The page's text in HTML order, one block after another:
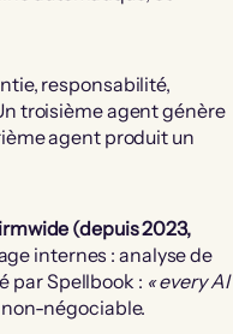
responsabilité,
troisième agent génère
agent produit un
(depuis 2023,
internes : analyse de
par Spellbook : « every AI
négociable.